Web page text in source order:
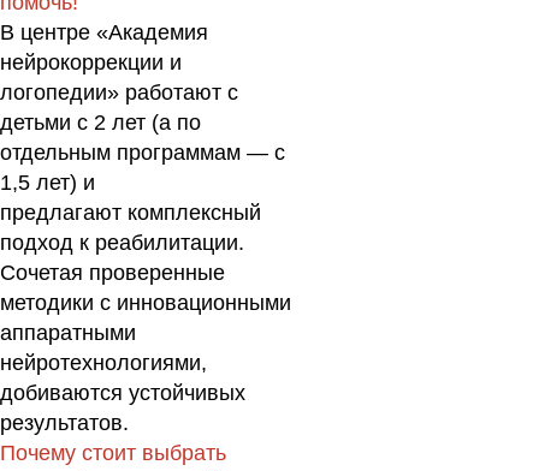
В центре «Академия
нейрокоррекции и
логопедии» работают с
детьми с 2 лет (а по
отдельным программам — с
1,5 лет) и
предлагают комплексный
подход к реабилитации.
Сочетая проверенные
методики с инновационными
аппаратными
нейротехнологиями,
добиваются устойчивых
результатов.
Почему стоит выбрать